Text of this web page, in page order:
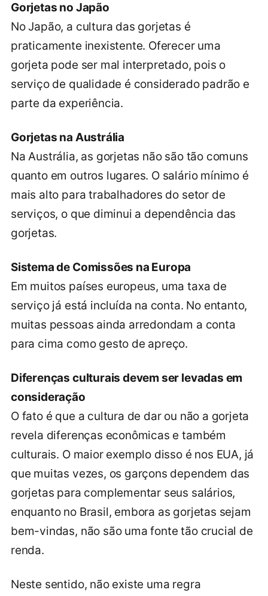
Gorjetas no Japão
No Japão, a cultura das gorjetas é
praticamente inexistente. Oferecer uma
gorjeta pode ser mal interpretado, pois o
serviço de qualidade é considerado padrão e
parte da experiência.
Gorjetas na Austrália
Na Austrália, as gorjetas não são tão comuns
quanto em outros lugares. O salário mínimo é
mais alto para trabalhadores do setor de
serviços, o que diminui a dependência das
gorjetas.
Sistema de Comissões na Europa
Em muitos países europeus, uma taxa de
serviço já está incluída na conta. No entanto,
muitas pessoas ainda arredondam a conta
para cima como gesto de apreço.
Diferenças culturais devem ser levadas em
consideração
O fato é que a cultura de dar ou não a gorjeta
revela diferenças econômicas e também
culturais. O maior exemplo disso é nos EUA, já
que muitas vezes, os garçons dependem das
gorjetas para complementar seus salários,
enquanto no Brasil, embora as gorjetas sejam
bem-vindas, não são uma fonte tão crucial de
renda.
Neste sentido, não existe uma regra